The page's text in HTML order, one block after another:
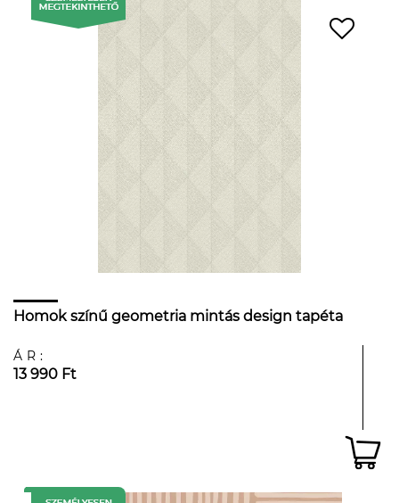
Homok színű geometria mintás design tapéta
ÁR:
13 990 Ft